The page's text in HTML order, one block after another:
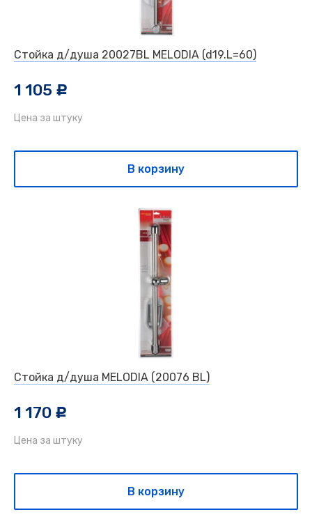
Стойка д/душа 20027BL MELODIA (d19.L=60)
1 105 c
Цена за штуку
В корзину
Стойка д/душа MELODIA (20076 BL)
1 170 c
Цена за штуку
В корзину